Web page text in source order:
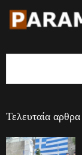
Τελευταία αρθρα